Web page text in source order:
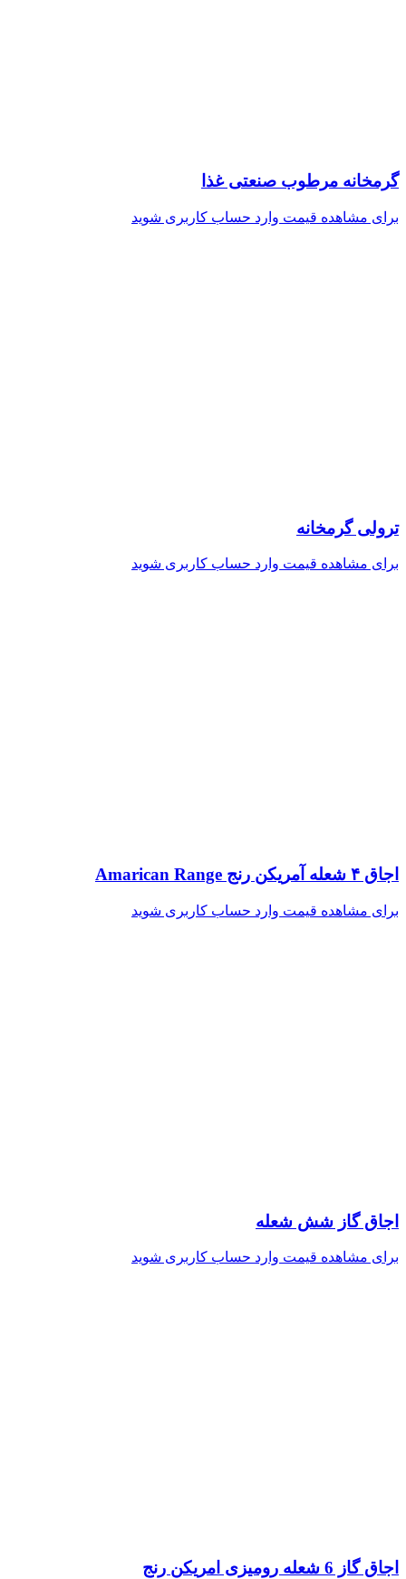
گرمخانه مرطوب صنعتی غذا
برای مشاهده قیمت وارد حساب کاربری شوید
ترولی گرمخانه
برای مشاهده قیمت وارد حساب کاربری شوید
اجاق ۴ شعله آمریکن رنج Amarican Range
برای مشاهده قیمت وارد حساب کاربری شوید
اجاق گاز شش شعله
برای مشاهده قیمت وارد حساب کاربری شوید
اجاق گاز 6 شعله رومیزی امریکن رنج